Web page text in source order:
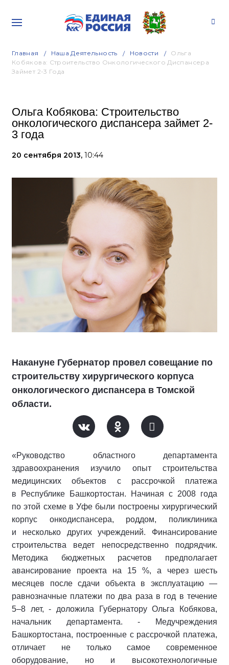
Главная Наша Деятельность Новости
Ольга
Кобякова: Строительство Онкологического Диспансера
Займет 2-3 Года
Ольга Кобякова: Строительство
онкологического диспансера займет 2-
3 года
20 сентября 2013, 10:44
Накануне Губернатор провел совещание по
строительству хирургического корпуса
онкологического диспансера в Томской
области.
«Руководство областного департамента
здравоохранения изучило опыт строительства
медицинских объектов с рассрочкой платежа
в Республике Башкортостан. Начиная с 2008 года
по этой схеме в Уфе были построены хирургический
корпус онкодиспансера, роддом, поликлиника
и несколько других учреждений. Финансирование
строительства ведет непосредственно подрядчик.
Методика бюджетных расчетов предполагает
авансирование проекта на 15 %, а через шесть
месяцев после сдачи объекта в эксплуатацию —
равнозначные платежи по два раза в год в течение
5–8 лет, - доложила Губернатору Ольга Кобякова,
начальник департамента. - Медучреждения
Башкортостана, построенные с рассрочкой платежа,
отличает не только самое современное
оборудование, но и высокотехнологичные